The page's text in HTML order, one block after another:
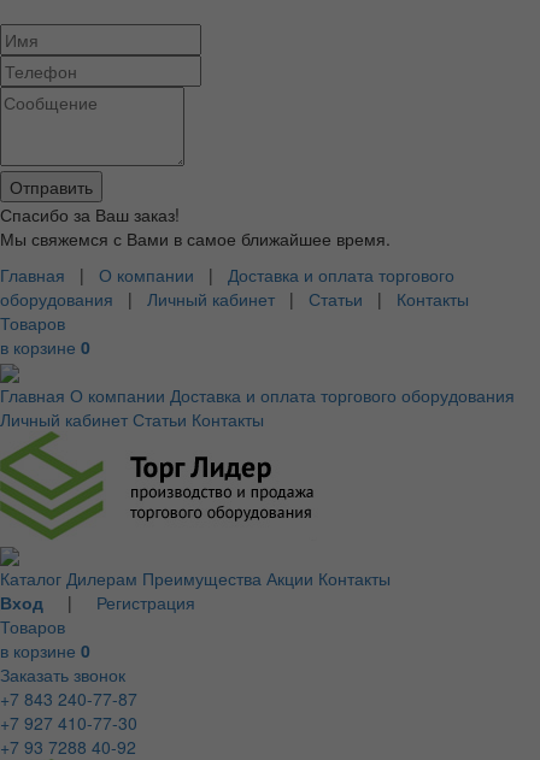
Спасибо за Ваш заказ!
Мы свяжемся с Вами в самое ближайшее время.
Главная | О компании | Доставка и оплата торгового
оборудования | Личный кабинет | Статьи | Контакты
Товаров
в корзине 0
Главная О компании Доставка и оплата торгового оборудования
Личный кабинет Статьи Контакты
Каталог Дилерам Преимущества Акции Контакты
Вход | Регистрация
Товаров
в корзине 0
Заказать звонок
+7 843 240-77-87
+7 927 410-77-30
+7 93 7288 40-92